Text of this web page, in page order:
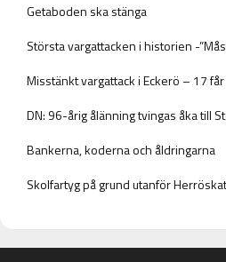
Getaboden ska stänga
Största vargattacken i historien -
Misstänkt vargattack i Eckerö – 17
DN: 96-årig ålänning tvingas åka till
Bankerna, koderna och åldringarna
Skolfartyg på grund utanför